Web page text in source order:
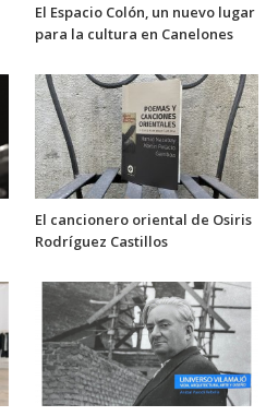
El Espacio Colón, un nuevo lugar
para la cultura en Canelones
El cancionero oriental de Osiris
Rodríguez Castillos